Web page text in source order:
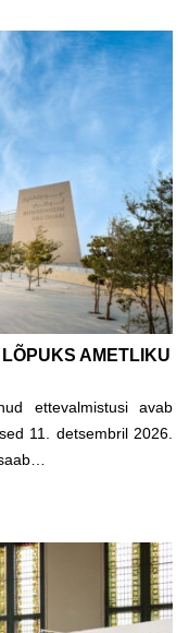
AMETLIKU
ettevalmistusi avab
11. detsembril 2026.